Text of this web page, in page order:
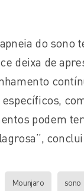
do sono
deixa de
podem
conclui
Mounjaro sono